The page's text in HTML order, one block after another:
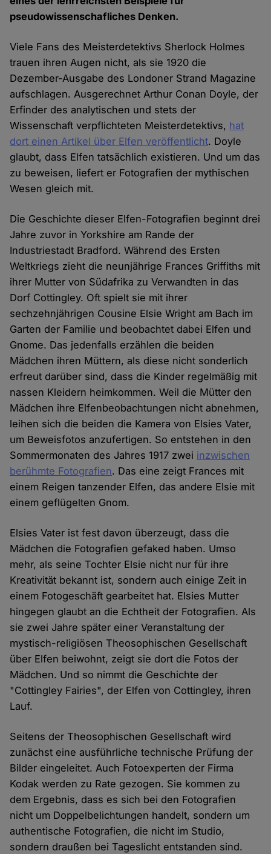
pseudowissenschafliches Denken.
Viele Fans des Meisterdetektivs Sherlock Holmes
trauen ihren Augen nicht, als sie 1920 die
Dezember-Ausgabe des Londoner Strand Magazine
aufschlagen. Ausgerechnet Arthur Conan Doyle, der
Erfinder des analytischen und stets der
Wissenschaft verpflichteten Meisterdetektivs, hat
dort einen Artikel über Elfen veröffentlicht. Doyle
glaubt, dass Elfen tatsächlich existieren. Und um das
zu beweisen, liefert er Fotografien der mythischen
Wesen gleich mit.
Die Geschichte dieser Elfen-Fotografien beginnt drei
Jahre zuvor in Yorkshire am Rande der
Industriestadt Bradford. Während des Ersten
Weltkriegs zieht die neunjährige Frances Griffiths mit
ihrer Mutter von Südafrika zu Verwandten in das
Dorf Cottingley. Oft spielt sie mit ihrer
sechzehnjährigen Cousine Elsie Wright am Bach im
Garten der Familie und beobachtet dabei Elfen und
Gnome. Das jedenfalls erzählen die beiden
Mädchen ihren Müttern, als diese nicht sonderlich
erfreut darüber sind, dass die Kinder regelmäßig mit
nassen Kleidern heimkommen. Weil die Mütter den
Mädchen ihre Elfenbeobachtungen nicht abnehmen,
leihen sich die beiden die Kamera von Elsies Vater,
um Beweisfotos anzufertigen. So entstehen in den
Sommermonaten des Jahres 1917 zwei inzwischen
berühmte Fotografien. Das eine zeigt Frances mit
einem Reigen tanzender Elfen, das andere Elsie mit
einem geflügelten Gnom.
Elsies Vater ist fest davon überzeugt, dass die
Mädchen die Fotografien gefaked haben. Umso
mehr, als seine Tochter Elsie nicht nur für ihre
Kreativität bekannt ist, sondern auch einige Zeit in
einem Fotogeschäft gearbeitet hat. Elsies Mutter
hingegen glaubt an die Echtheit der Fotografien. Als
sie zwei Jahre später einer Veranstaltung der
mystisch-religiösen Theosophischen Gesellschaft
über Elfen beiwohnt, zeigt sie dort die Fotos der
Mädchen. Und so nimmt die Geschichte der
"Cottingley Fairies", der Elfen von Cottingley, ihren
Lauf.
Seitens der Theosophischen Gesellschaft wird
zunächst eine ausführliche technische Prüfung der
Bilder eingeleitet. Auch Fotoexperten der Firma
Kodak werden zu Rate gezogen. Sie kommen zu
dem Ergebnis, dass es sich bei den Fotografien
nicht um Doppelbelichtungen handelt, sondern um
authentische Fotografien, die nicht im Studio,
sondern draußen bei Tageslicht entstanden sind.